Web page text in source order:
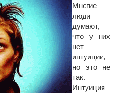
Многие
люди
думают,
что у них
нет
интуиции,
но это не
так.
Интуиция